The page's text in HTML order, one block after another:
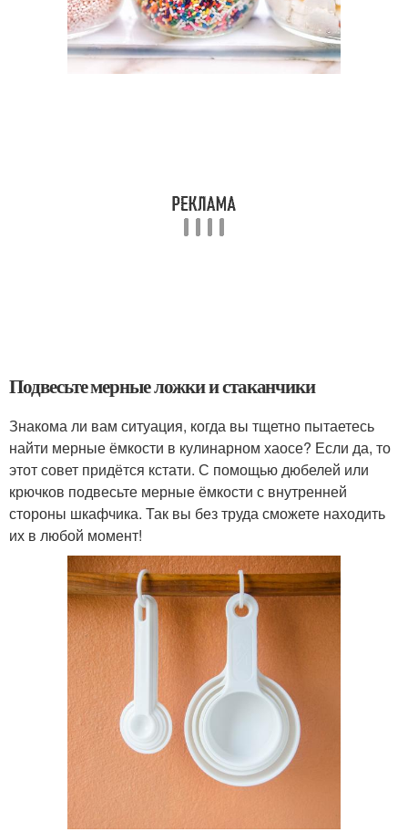
Подвесьте мерные ложки и стаканчики
Знакома ли вам ситуация, когда вы тщетно пытаетесь
найти мерные ёмкости в кулинарном хаосе? Если да, то
этот совет придётся кстати. С помощью дюбелей или
крючков подвесьте мерные ёмкости с внутренней
стороны шкафчика. Так вы без труда сможете находить
их в любой момент!